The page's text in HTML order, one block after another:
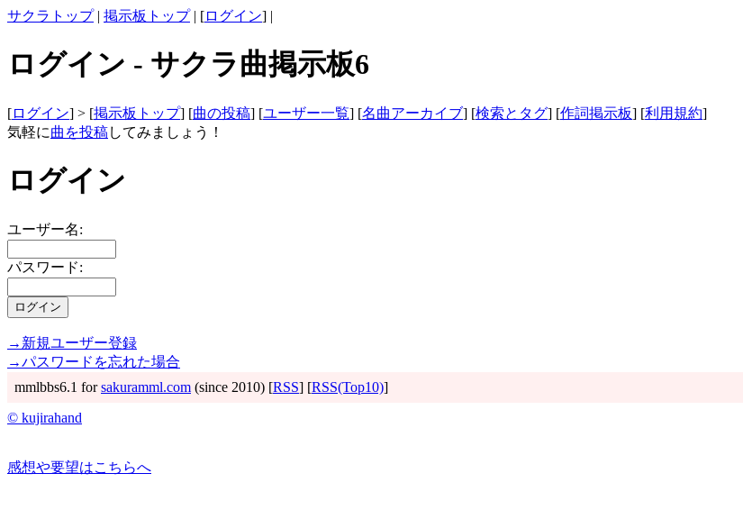
サクラトップ| 掲示板トップ| [ログイン] |
ログイン - サクラ曲掲示板6
[ログイン] > [掲示板トップ] [曲の投稿] [ユーザー一覧] [名曲アーカイブ] [検索とタグ] [作詞掲示板] [利用規約]
気軽に曲を投稿してみましょう！
ログイン
ユーザー名:
パスワード:
→新規ユーザー登録
→パスワードを忘れた場合
mmlbbs6.1 forsakuramml.com (since 2010) [RSS] [RSS(Top10)]
© kujirahand
感想や要望はこちらへ